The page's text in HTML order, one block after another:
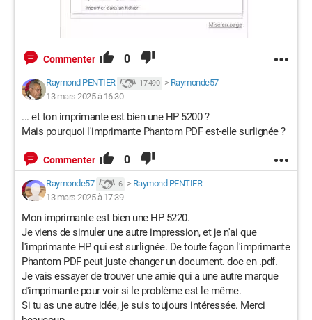
Commenter 0
Raymond PENTIER 17 490 > Raymonde57
13 mars 2025 à 16:30
... et ton imprimante est bien une HP 5200 ?
Mais pourquoi l'imprimante Phantom PDF est-elle surlignée ?
Commenter 0
Raymonde57 6 > Raymond PENTIER
13 mars 2025 à 17:39
Mon imprimante est bien une HP 5220.
Je viens de simuler une autre impression, et je n'ai que
l'imprimante HP qui est surlignée. De toute façon l'imprimante
Phantom PDF peut juste changer un document. doc en .pdf.
Je vais essayer de trouver une amie qui a une autre marque
d'imprimante pour voir si le problème est le même.
Si tu as une autre idée, je suis toujours intéressée. Merci